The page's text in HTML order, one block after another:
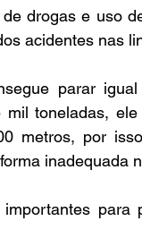
drogas e uso
acidentes nas
parar
mil toneladas,
metros, por
inadequada